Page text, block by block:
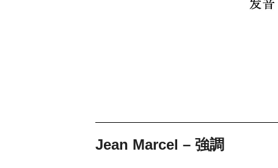
Jean Marcel – 強調